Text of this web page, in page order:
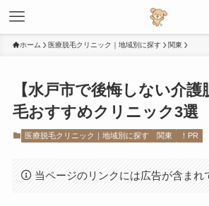
ホーム 医療脱毛クリニック｜地域別に探す 関東
【水戸市で後悔しない介護
毛おすすめクリニック3選
医療脱毛クリニック｜地域別に探す 関東 ！PR
当ページのリンクには広告が含まれ